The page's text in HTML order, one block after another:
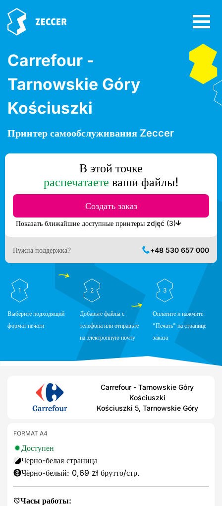
Carrefour -
Tarnowskie Góry
Kościuszki
Принтер самообслуживания Zeccer
В этой точке
распечатаете ваши файлы!
Создать заказ
Показать ближайшие доступные принтеры zdjęć (3)
Нужна поддержка? +48 530 657 000
1
Выберите подходящий
формат печати
2
Добавьте файлы с
телефона или отправьте
на электронную почту
3
Оплатите и нажмите
"Печать" на странице
заказа
Carrefour - Tarnowskie Góry
Kościuszki
Kościuszki 5, Tarnowskie Góry
Часы работы:
FORMAT A4
Доступен
Черно-белая страница
Чёрно-белый: 0,69 zł брутто/стр.